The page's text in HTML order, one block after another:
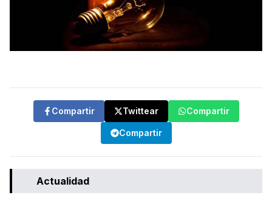
Compartir Twittear Compartir
Compartir
Actualidad